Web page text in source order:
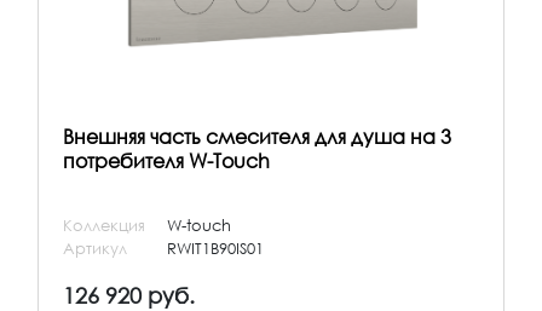
Внешняя часть смесителя для душа на 3
потребителя W-Touch
Коллекция
W-touch
Артикул
RWIT1B90IS01
126 920 руб.